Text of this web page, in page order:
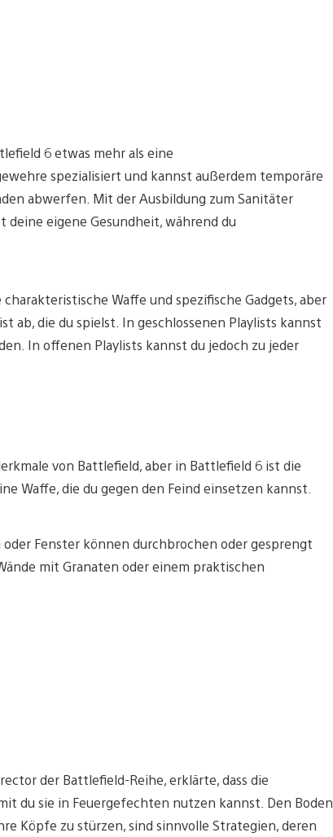
6 etwas mehr als eine
spezialisiert und kannst außerdem temporäre
abwerfen. Mit der Ausbildung zum Sanitäter
eigene Gesundheit, während du
Waffe und spezifische Gadgets, aber
ab, die du spielst. In geschlossenen Playlists kannst
In offenen Playlists kannst du jedoch zu jeder
von Battlefield, aber in Battlefield 6 ist die
Waffe, die du gegen den Feind einsetzen kannst.
Fenster können durchbrochen oder gesprengt
mit Granaten oder einem praktischen
der Battlefield-Reihe, erklärte, dass die
du sie in Feuergefechten nutzen kannst. Den Boden
Köpfe zu stürzen, sind sinnvolle Strategien, deren